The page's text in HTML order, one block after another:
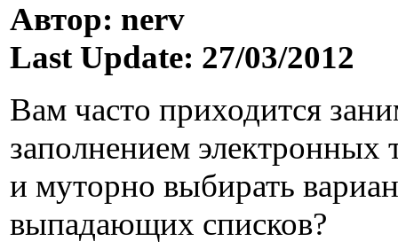
Автор: nerv
Last Update: 27/03/2012
Вам часто приходится
заполнением электронных
и муторно выбирать
выпадающих списков?